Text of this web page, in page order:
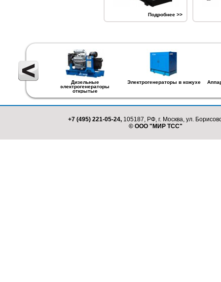
Подробнее >>
Дизельные
электрогенераторы
открытые
Электрогенераторы в кожухе
+7 (495) 221-05-24, 105187, РФ, г. Москва, ул.
© ООО "МИР ТСС"